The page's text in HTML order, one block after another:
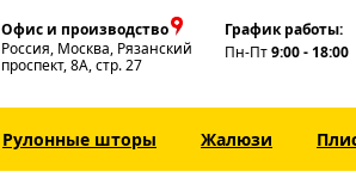
Офис и производство
Россия, Москва, Рязанский
проспект, 8А, стр. 27
График работы:
Пн-Пт9:00 - 18:00
Рулонные шторы Жалюзи